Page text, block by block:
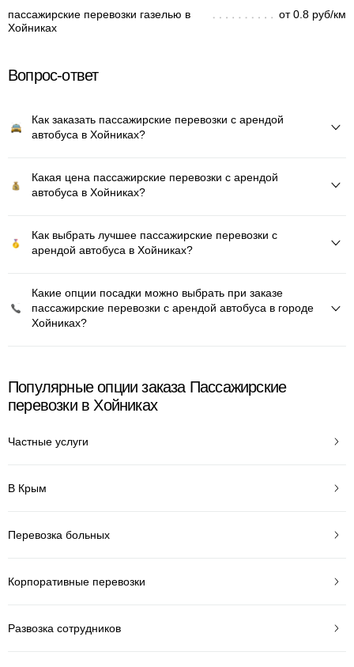
пассажирские перевозки газелью в
Хойниках
от 0.8 руб/км
Вопрос-ответ
Как заказать пассажирские перевозки с арендой
автобуса в Хойниках?
Какая цена пассажирские перевозки с арендой
автобуса в Хойниках?
Как выбрать лучшее пассажирские перевозки с
арендой автобуса в Хойниках?
Какие опции посадки можно выбрать при заказе
пассажирские перевозки с арендой автобуса в городе
Хойниках?
Популярные опции заказа Пассажирские
перевозки в Хойниках
Частные услуги
В Крым
Перевозка больных
Корпоративные перевозки
Развозка сотрудников